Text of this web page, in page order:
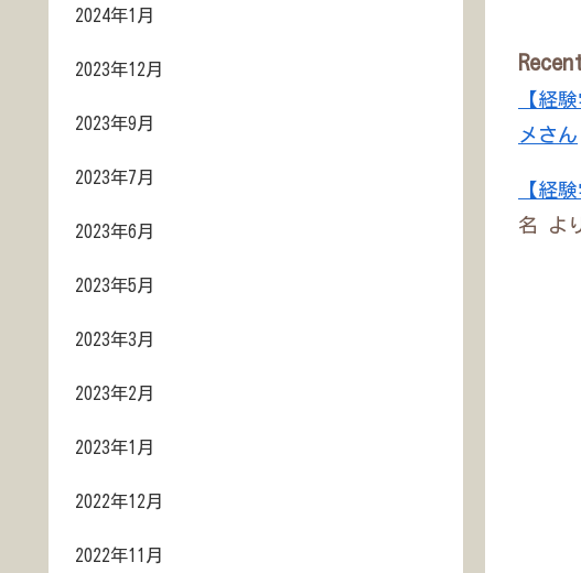
【経
メさん
【経
名
よ
2024年1月
2023年12月
2023年9月
2023年7月
2023年6月
2023年5月
2023年3月
2023年2月
2023年1月
2022年12月
2022年11月